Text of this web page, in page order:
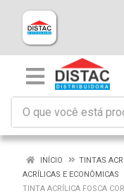
INÍCIO
TINTAS
ACRÍLICAS E ECONÔMICAS
TINTA ACRÍLICA FOSCA